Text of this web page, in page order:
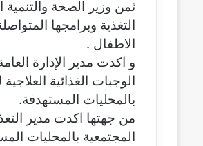
ن
ي
ثمن وزير الصحة والتنمية
التغذية وبرامجها
الاطفال .
و اكدت مدير الإدارة
الوجبات الغذائية
بالمحليات المستهدفة.
من جهتها اكدت مدير